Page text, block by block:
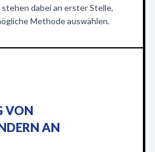
dabei an erster Stelle,
Methode auswählen.
VON
AN F